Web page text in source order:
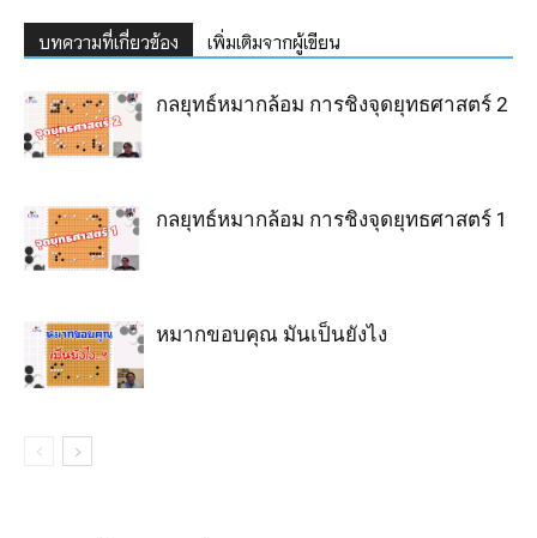
บทความที่เกี่ยวข้อง เพิ่มเติมจากผู้เขียน
กลยุทธ์หมากล้อม การชิงจุดยุทธศาสตร์ 2
กลยุทธ์หมากล้อม การชิงจุดยุทธศาสตร์ 1
หมากขอบคุณ มันเป็นยังไง